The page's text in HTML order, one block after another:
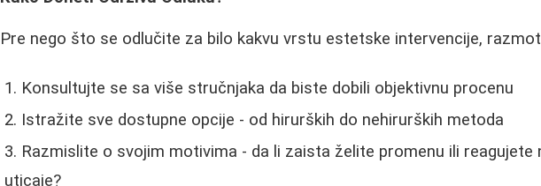
Pre nego što se odlučite za bilo kakvu vrstu estetske intervencije,
Konsultujte se sa više stručnjaka da biste dobili objektivnu procenu
Istražite sve dostupne opcije - od hirurških do nehirurških metoda
Razmislite o svojim motivima - da li zaista želite promenu ili reagujete
uticaje?